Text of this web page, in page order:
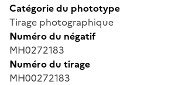
Catégorie du phototype
Tirage photographique
Numéro du négatif
MH0272183
Numéro du tirage
MH00272183